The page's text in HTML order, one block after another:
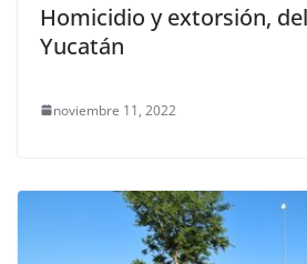
Homicidio y extorsión,
Yucatán
noviembre 11, 2022